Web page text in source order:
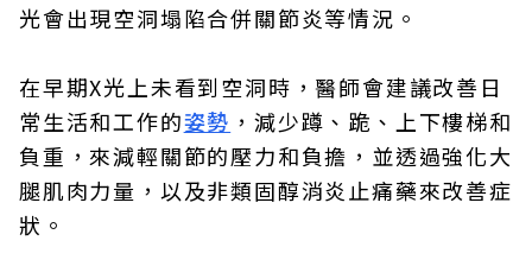
光會出現空洞塌陷合併關節炎等情況。
在早期X光上未看到空洞時，醫師會建議改善日
常生活和工作的姿勢 ，減少蹲、跪、上下樓梯和
負重，來減輕關節的壓力和負擔，並透過強化大
腿肌肉力量，以及非類固醇消炎止痛藥來改善症
狀。